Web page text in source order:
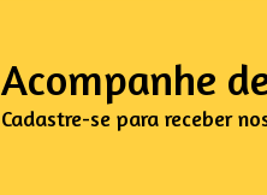
Acompanhe
Cadastre-se para receber